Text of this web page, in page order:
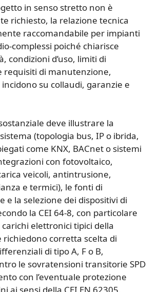
in senso stretto non è
richiesto, la relazione tecnica
raccomandabile per impianti
complessi poiché chiarisce
condizioni d’uso, limiti di
requisiti di manutenzione,
su collaudi, garanzie e
deve illustrare la
(topologia bus, IP o ibrida,
come KNX, BACnet o sistemi
con fotovoltaico,
veicoli, antintrusione,
e termici), le fonti di
e la selezione dei dispositivi di
la CEI 64-8, con particolare
elettronici tipici della
richiedono corretta scelta di
di tipo A, F o B,
le sovratensioni transitorie SPD
con l’eventuale protezione